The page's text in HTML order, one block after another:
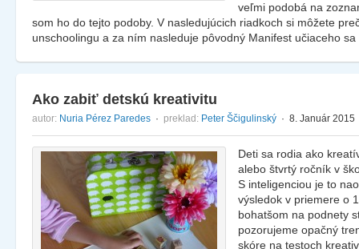
veľmi podobá na
som ho do tejto podoby. V nasledujúcich riadkoch si môžete
unschoolingu a za ním nasleduje pôvodný Manifest učiaceho
Ako zabiť detskú kreativitu
autor: Nuria Pérez Paredes · preklad: Peter Ščigulinský · 8. Január 2015
Deti sa rodia ako
alebo štvrtý ročník v
S inteligenciou je to
výsledok v priemere o
bohatšom na podnety
pozorujeme opačný
skóre na testoch